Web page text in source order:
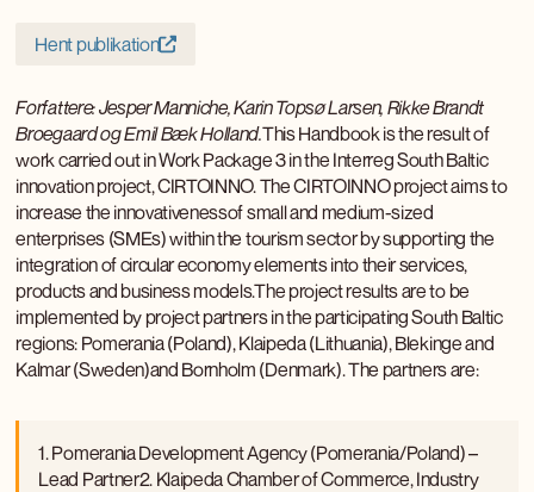
Hent publikation
Forfattere: Jesper Manniche, Karin Topsø Larsen, Rikke Brandt
Broegaard og Emil Bæk Holland.This Handbook is the result of
work carried out in Work Package 3 in the Interreg South Baltic
innovation project, CIRTOINNO. The CIRTOINNO project aims to
increase the innovativenessof small and medium-sized
enterprises (SMEs) within the tourism sector by supporting the
integration of circular economy elements into their services,
products and business models.The project results are to be
implemented by project partners in the participating South Baltic
regions: Pomerania (Poland), Klaipeda (Lithuania), Blekinge and
Kalmar (Sweden)and Bornholm (Denmark). The partners are:
1. Pomerania Development Agency (Pomerania/Poland) –
Lead Partner2. Klaipeda Chamber of Commerce, Industry